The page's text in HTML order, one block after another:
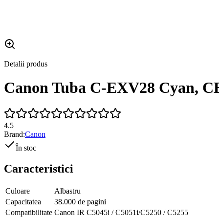
Detalii produs
Canon Tuba C-EXV28 Cyan,
4.5
Brand:Canon
În stoc
Caracteristici
Culoare
Albastru
Capacitatea
38.000 de pagini
Compatibilitate Canon IR C5045i / C5051i/C5250 / C5255